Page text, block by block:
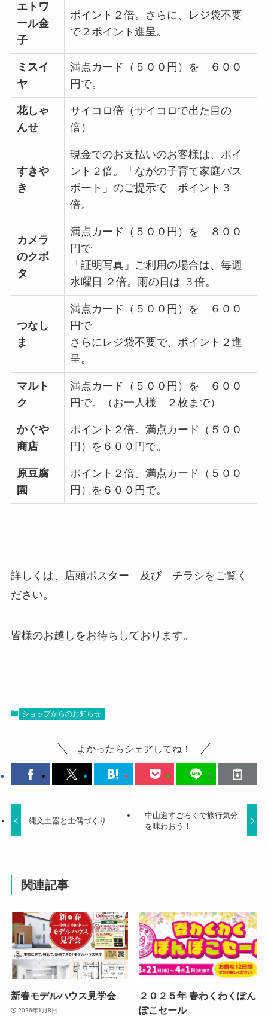
エトワ
ール金
子
ポイント２倍。さらに、レジ袋不要
で２ポイント進呈。
ミスイ
ヤ
満点カード（５００円）を ６００
円で。
花しゃ
んせ
サイコロ倍（サイコロで出た目の
倍）
すきや
き
現金でのお支払いのお客様は、ポイ
ント２倍。「ながの子育て家庭パス
ポート」のご提示で ポイント３
倍。
カメラ
のクボ
タ
満点カード（５００円）を ８００
円で。
「証明写真」ご利用の場合は、毎週
水曜日 ２倍。雨の日は ３倍。
つなし
ま
満点カード（５００円）を ６００
円で。
さらにレジ袋不要で、ポイント２進
呈。
マルト
ク
満点カード（５００円）を ６００
円で。（お一人様 ２枚まで）
かぐや
商店
ポイント２倍。満点カード（５００
円）を６００円で。
原豆腐
園
ポイント２倍。満点カード（５００
円）を６００円で。
詳しくは、店頭ポスター 及び チラシをご覧く
ださい。
皆様のお越しをお待ちしております。
ショップからのお知らせ
よかったらシェアしてね！
縄文土器と土偶づくり
中山道すごろくで旅行気分
を味わおう！
関連記事
新春モデルハウス見学会
2026年1月8日
２０２５年 春わくわくぽん
ぽこセール